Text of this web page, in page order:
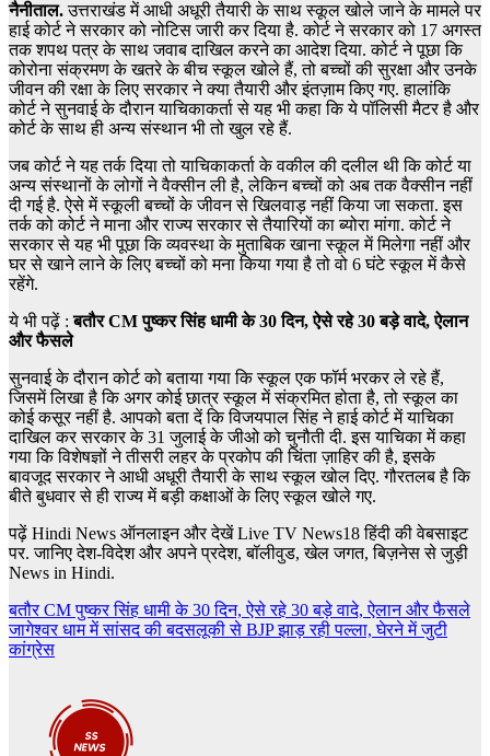
नैनीताल.उत्तराखंड में आधी अधूरी तैयारी के साथ स्कूल खोले जाने के मामले पर
हाई कोर्ट ने सरकार को नोटिस जारी कर दिया है. कोर्ट ने सरकार को 17 अगस्त
तक शपथ पत्र के साथ जवाब दाखिल करने का आदेश दिया. कोर्ट ने पूछा कि
कोरोना संक्रमण के खतरे के बीच स्कूल खोले हैं, तो बच्चों की सुरक्षा और उनके
जीवन की रक्षा के लिए सरकार ने क्या तैयारी और इंतज़ाम किए गए. हालांकि
कोर्ट ने सुनवाई के दौरान याचिकाकर्ता से यह भी कहा कि ये पॉलिसी मैटर है और
कोर्ट के साथ ही अन्य संस्थान भी तो खुल रहे हैं.
जब कोर्ट ने यह तर्क दिया तो याचिकाकर्ता के वकील की दलील थी कि कोर्ट या
अन्य संस्थानों के लोगों ने वैक्सीन ली है, लेकिन बच्चों को अब तक वैक्सीन नहीं
दी गई है. ऐसे में स्कूली बच्चों के जीवन से खिलवाड़ नहीं किया जा सकता. इस
तर्क को कोर्ट ने माना और राज्य सरकार से तैयारियों का ब्योरा मांगा. कोर्ट ने
सरकार से यह भी पूछा कि व्यवस्था के मुताबिक खाना स्कूल में मिलेगा नहीं और
घर से खाने लाने के लिए बच्चों को मना किया गया है तो वो 6 घंटे स्कूल में कैसे
रहेंगे.
ये भी पढ़ें :बतौर CM पुष्कर सिंह धामी के 30 दिन, ऐसे रहे 30 बड़े वादे, ऐलान
और फैसले
सुनवाई के दौरान कोर्ट को बताया गया कि स्कूल एक फॉर्म भरकर ले रहे हैं,
जिसमें लिखा है कि अगर कोई छात्र स्कूल में संक्रमित होता है, तो स्कूल का
कोई कसूर नहीं है. आपको बता दें कि विजयपाल सिंह ने हाई कोर्ट में याचिका
दाखिल कर सरकार के 31 जुलाई के जीओ को चुनौती दी. इस याचिका में कहा
गया कि विशेषज्ञों ने तीसरी लहर के प्रकोप की चिंता ज़ाहिर की है, इसके
बावजूद सरकार ने आधी अधूरी तैयारी के साथ स्कूल खोल दिए. गौरतलब है कि
बीते बुधवार से ही राज्य में बड़ी कक्षाओं के लिए स्कूल खोले गए.
पढ़ें Hindi News ऑनलाइन और देखें Live TV News18 हिंदी की वेबसाइट
पर. जानिए देश-विदेश और अपने प्रदेश, बॉलीवुड, खेल जगत, बिज़नेस से जुड़ी
News in Hindi.
Post
navigation
बतौर CM पुष्कर सिंह धामी के 30 दिन, ऐसे रहे 30 बड़े वादे, ऐलान और फैसले
जागेश्वर धाम में सांसद की बदसलूकी से BJP झाड़ रही पल्ला, घेरने में जुटी
कांग्रेस